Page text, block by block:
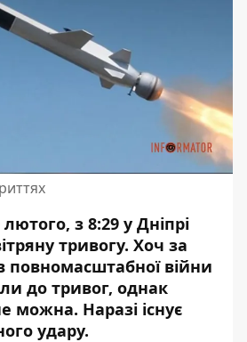
з 8:29 у Дніпрі
тривогу. Хоч за
повномасштабної війни
до тривог, однак
можна. Наразі існує
удару.